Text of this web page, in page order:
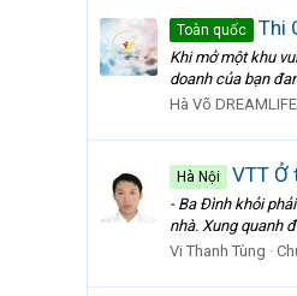
Toàn quốc Thi
Khi mở một khu
doanh của bạn
Hà Võ
Hà Nội VTT Ở
- Ba Đình khỏi
nhà. Xung quanh
Vi Thanh Tùng